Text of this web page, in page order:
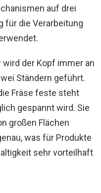
auf drei
für die Verarbeitung
wird der Kopf immer an
Ständern geführt.
Fräse feste steht
gespannt wird. Sie
großen Flächen
was für Produkte
sehr vorteilhaft